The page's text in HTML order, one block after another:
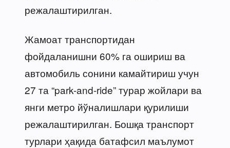
режалаштирилган.
Жамоат транспортидан
фойдаланишни 60% га ошириш ва
автомобиль сонини камайтириш учун
27 та “park-and-ride” турар жойлари ва
янги метро йўналишлари қурилиши
режалаштирилган. Бошқа транспорт
турлари ҳақида батафсил маълумот